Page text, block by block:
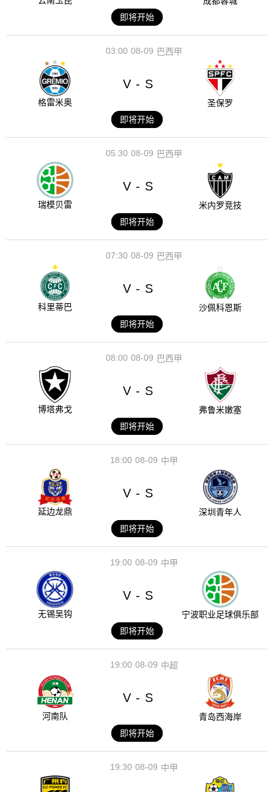
即将开始
08-09
03:00 巴西甲
格雷米奥
V - S
圣保罗
即将开始
08-09
05:30 巴西甲
瑞模贝雷
V - S
米内罗竞技
即将开始
08-09
07:30 巴西甲
科里蒂巴
V - S
沙佩科恩斯
即将开始
08-09
08:00 巴西甲
博塔弗戈
V - S
弗鲁米嫩塞
即将开始
08-09
18:00 中甲
延边龙鼎
V - S
深圳青年人
即将开始
08-09
19:00 中甲
无锡吴钩
V - S
宁波职业足球俱乐部
即将开始
08-09
19:00 中超
河南队
V - S
青岛西海岸
即将开始
08-09
19:30 中甲